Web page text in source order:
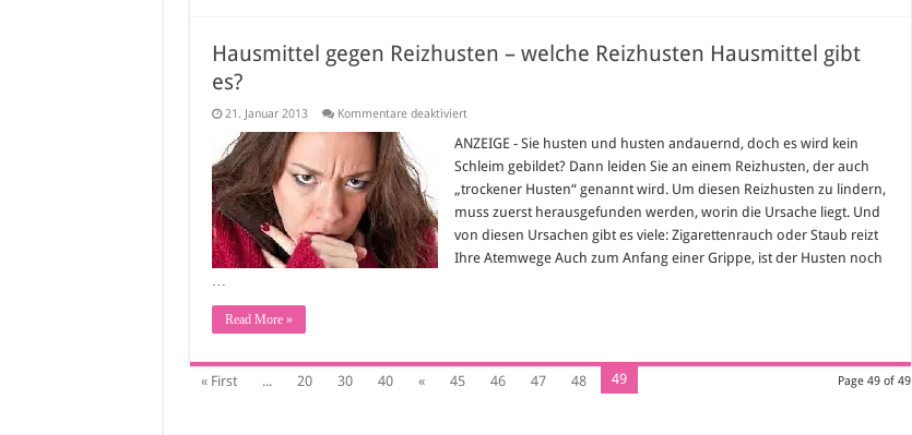
Hausmittel gegen Reizhusten – welche Reizhusten Hausmittel gibt
es?
21. Januar 2013 Kommentare deaktiviertfür
gegen
–
welche
Reizhusten
Hausmittel
es?
ANZEIGE - Sie husten und husten andauernd, doch es wird kein
Schleim gebildet? Dann leiden Sie an einem Reizhusten, der auch
„trockener Husten“ genannt wird. Um diesen Reizhusten zu lindern,
muss zuerst herausgefunden werden, worin die Ursache liegt. Und
von diesen Ursachen gibt es viele: Zigarettenrauch oder Staub reizt
Ihre Atemwege Auch zum Anfang einer Grippe, ist der Husten noch
…
Read More »
Page 49 of 49
« First ... 20 30 40 « 45 46 47 48 49